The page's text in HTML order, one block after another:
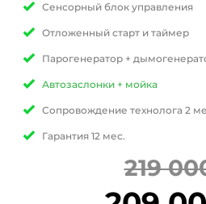
Сенсорный блок управления
Отложенный старт и таймер
Парогенератор +
Автозаслонки + мойка
Сопровождение технолога 2
Гарантия 12 мес.
219